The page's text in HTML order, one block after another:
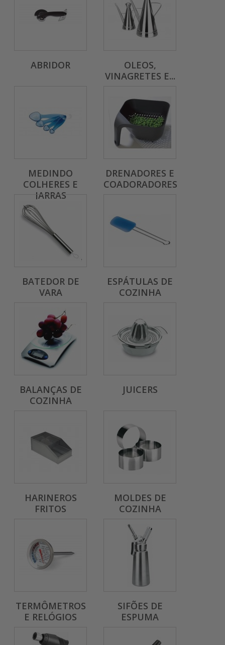
ABRIDOR
OLEOS,
VINAGRETES E...
MEDINDO
COLHERES E
JARRAS
DRENADORES E
COADORADORES
BATEDOR DE
VARA
ESPÁTULAS DE
COZINHA
BALANÇAS DE
COZINHA
JUICERS
HARINEROS
FRITOS
MOLDES DE
COZINHA
TERMÔMETROS
E RELÓGIOS
SIFÕES DE
ESPUMA